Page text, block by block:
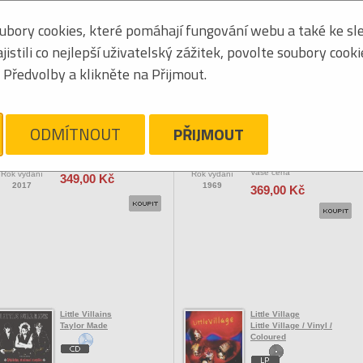
Seřadit podle: jména
výpis
POP ZAHRANIČNÍ
Rok vydání
2017
Hate To See You / Vinyl
349,00 Kč
Rok vydání
1969
Hate To See You / Blue /
Vaše cena
369,00 Kč
Little Villains
Taylor Made
Little Village
Little Village / Vinyl /
Coloured
cookies, které pomáhají fungování webu a také ke
co nejlepší uživatelský zážitek, povolte soubory
a klikněte na Přijmout.
ODMÍTNOUT PŘIJMOUT